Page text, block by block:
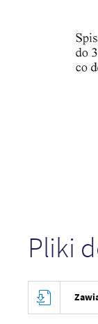
Pliki